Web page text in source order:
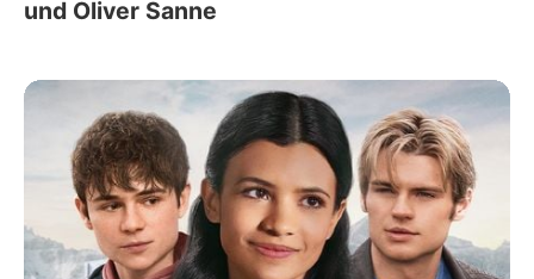
und Oliver Sanne